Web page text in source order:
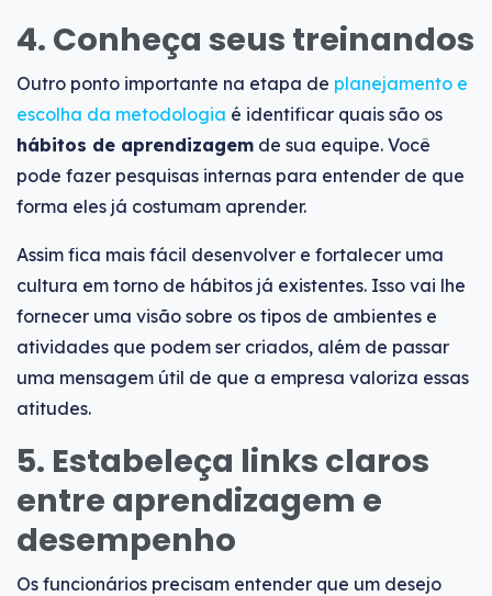
4. Conheça seus treinandos
Outro ponto importante na etapa de planejamento e
escolha da metodologia é identificar quais são os
hábitos de aprendizagem de sua equipe. Você
pode fazer pesquisas internas para entender de que
forma eles já costumam aprender.
Assim fica mais fácil desenvolver e fortalecer uma
cultura em torno de hábitos já existentes. Isso vai lhe
fornecer uma visão sobre os tipos de ambientes e
atividades que podem ser criados, além de passar
uma mensagem útil de que a empresa valoriza essas
atitudes.
5. Estabeleça links claros
entre aprendizagem e
desempenho
Os funcionários precisam entender que um desejo